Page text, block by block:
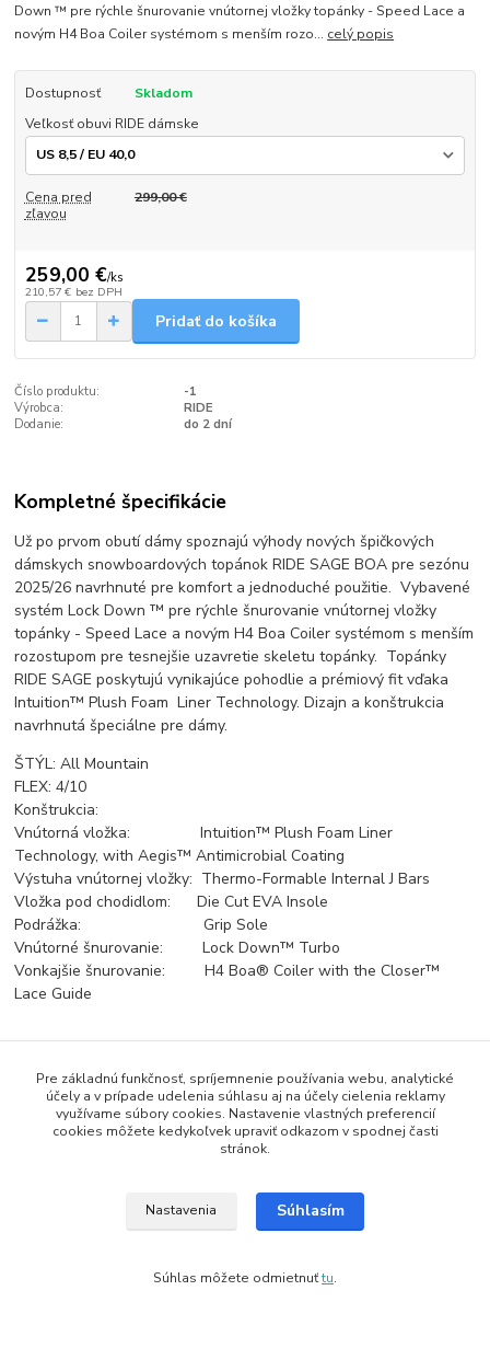
Down ™ pre rýchle šnurovanie vnútornej vložky topánky - Speed Lace a
novým H4 Boa Coiler systémom s menším rozo... celý popis
Dostupnosť
Skladom
Veľkosť obuvi RIDE dámske
Cena pred
zľavou
299,00 €
259,00 €/ks
210,57 € bez DPH
Pridať do košíka
Číslo produktu:
-1
Výrobca:
RIDE
Dodanie:
do 2 dní
Kompletné špecifikácie
Už po prvom obutí dámy spoznajú výhody nových špičkových
dámskych snowboardových topánok RIDE SAGE BOA pre sezónu
2025/26 navrhnuté pre komfort a jednoduché použitie. Vybavené
systém Lock Down ™ pre rýchle šnurovanie vnútornej vložky
topánky - Speed Lace a novým H4 Boa Coiler systémom s menším
rozostupom pre tesnejšie uzavretie skeletu topánky. Topánky
RIDE SAGE poskytujú vynikajúce pohodlie a prémiový fit vďaka
Intuition™ Plush Foam Liner Technology. Dizajn a konštrukcia
navrhnutá špeciálne pre dámy.
ŠTÝL: All Mountain
FLEX: 4/10
Konštrukcia:
Vnútorná vložka: Intuition™ Plush Foam Liner
Technology, with Aegis™ Antimicrobial Coating
Výstuha vnútornej vložky: Thermo-Formable Internal J Bars
Vložka pod chodidlom: Die Cut EVA Insole
Podrážka: Grip Sole
Vnútorné šnurovanie: Lock Down™ Turbo
Vonkajšie šnurovanie: H4 Boa® Coiler with the Closer™
Lace Guide
Tovar zaradený v kategóriách
Pre základnú funkčnosť, spríjemnenie používania webu, analytické
účely a v prípade udelenia súhlasu aj na účely cielenia reklamy
využívame súbory cookies. Nastavenie vlastných preferencií
cookies môžete kedykoľvek upraviť odkazom v spodnej časti
stránok.
Nastavenia Súhlasím
Súhlas môžete odmietnuťtu.